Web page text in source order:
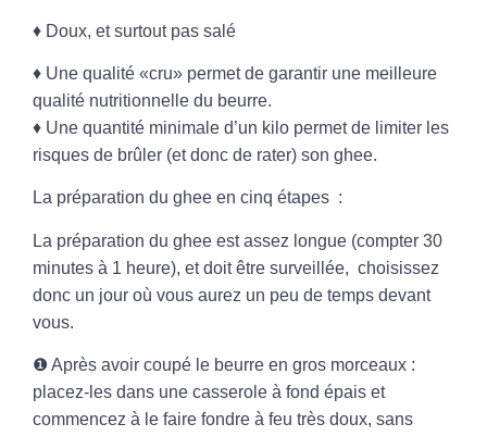
♦ Doux, et surtout pas salé
♦ Une qualité «cru» permet de garantir une meilleure
qualité nutritionnelle du beurre.
♦ Une quantité minimale d’un kilo permet de limiter les
risques de brûler (et donc de rater) son ghee.
La préparation du ghee en cinq étapes :
La préparation du ghee est assez longue (compter 30
minutes à 1 heure), et doit être surveillée, choisissez
donc un jour où vous aurez un peu de temps devant
vous.
❶ Après avoir coupé le beurre en gros morceaux :
placez-les dans une casserole à fond épais et
commencez à le faire fondre à feu très doux, sans